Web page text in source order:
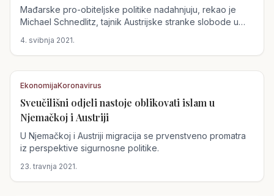
Mađarske pro-obiteljske politike nadahnjuju, rekao je
Michael Schnedlitz, tajnik Austrijske stranke slobode u
4. svibnja 2021.
Austrija
EkonomijaKoronavirus
Sveučilišni odjeli nastoje oblikovati islam u
Njemačkoj i Austriji
U Njemačkoj i Austriji migracija se prvenstveno promatra
iz perspektive sigurnosne politike.
23. travnja 2021.